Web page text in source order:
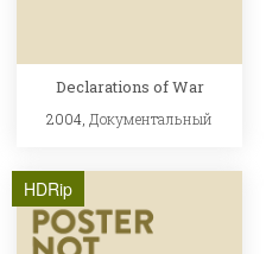
Declarations of War
2004, Документальный
HDRip